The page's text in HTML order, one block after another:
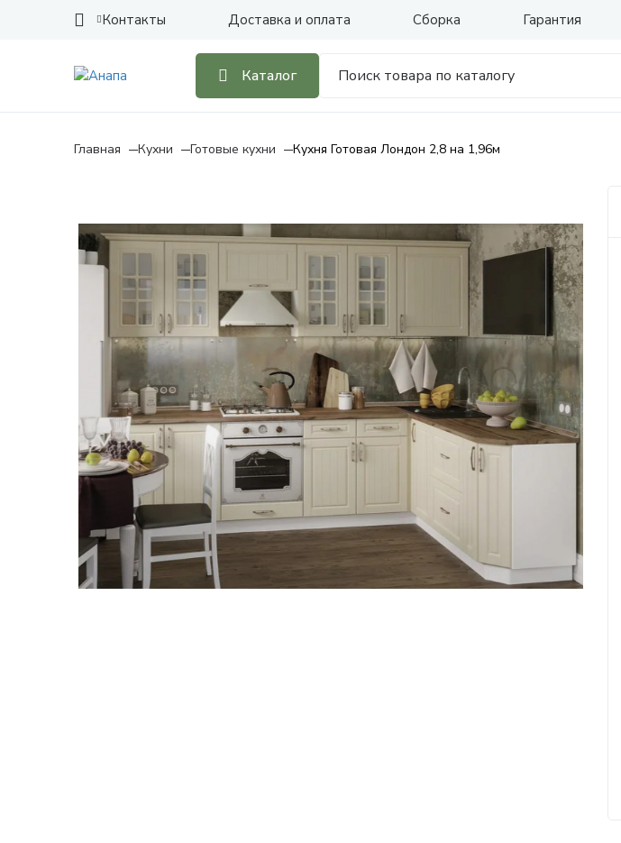
Контакты Доставка и оплата Сборка Гарантия
Каталог
Главная Кухни Готовые кухни Кухня Готовая Лондон 2,8 на 1,96м